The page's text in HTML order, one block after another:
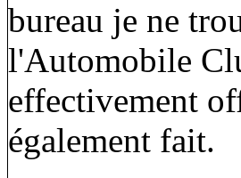
bureau je ne
l'Automobile
effectivement
également fait.